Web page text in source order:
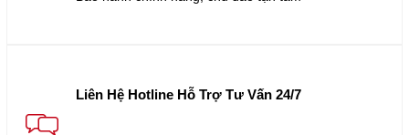
Liên Hệ Hotline Hỗ Trợ Tư Vấn 24/7